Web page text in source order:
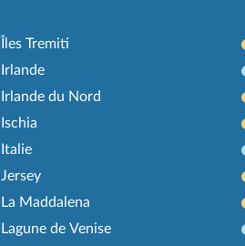
Îles Tremiti
Irlande
Irlande du Nord
Ischia
Italie
Jersey
La Maddalena
Lagune de Venise